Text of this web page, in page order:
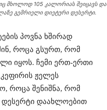
მხოლოდ 105 კალორიას შეიცავს და
გემრიელი დიეტური დესერტი.
პოვნა ხშირად
როცა გსურთ, რომ
იყოს. ჩემი ერთ-ერთი
ჟელეს
როცა შენიშნა, რომ
დესერტი დაახლოებით